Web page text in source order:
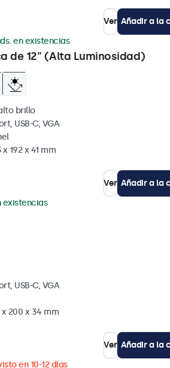
Ver Añadir a la
de 12" (Alta Luminosidad)
en existencias
brillo
USB-C, VGA
192 x 41 mm
Ver Añadir a la
existencias
USB-C, VGA
200 x 34 mm
Ver Añadir a la
en 10-12 días